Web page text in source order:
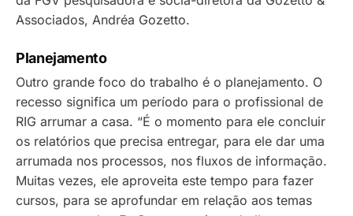
Associados, Andréa Gozetto.
Planejamento
Outro grande foco do trabalho é o planejamento. O
recesso significa um período para o profissional de
RIG arrumar a casa. “É o momento para ele concluir
os relatórios que precisa entregar, para ele dar uma
arrumada nos processos, nos fluxos de informação.
Muitas vezes, ele aproveita este tempo para fazer
cursos, para se aprofundar em relação aos temas